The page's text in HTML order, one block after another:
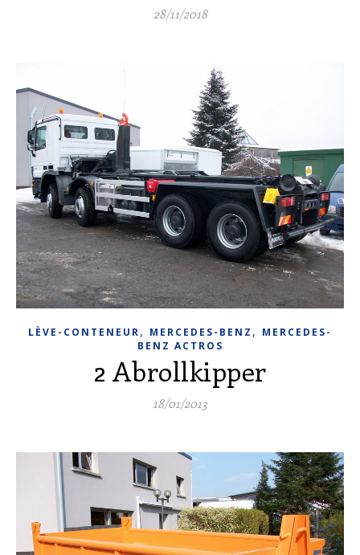
28/11/2018
LÈVE-CONTENEUR, MERCEDES-BENZ , MERCEDES-
BENZ ACTROS
2 Abrollkipper
18/01/2013